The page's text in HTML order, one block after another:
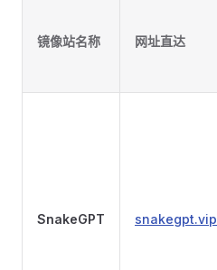
镜像站名称 网址直达
SnakeGPT snakegpt.vip